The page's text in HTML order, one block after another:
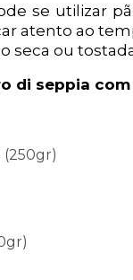
se utilizar
atento ao
seca ou
di seppia
(250gr)